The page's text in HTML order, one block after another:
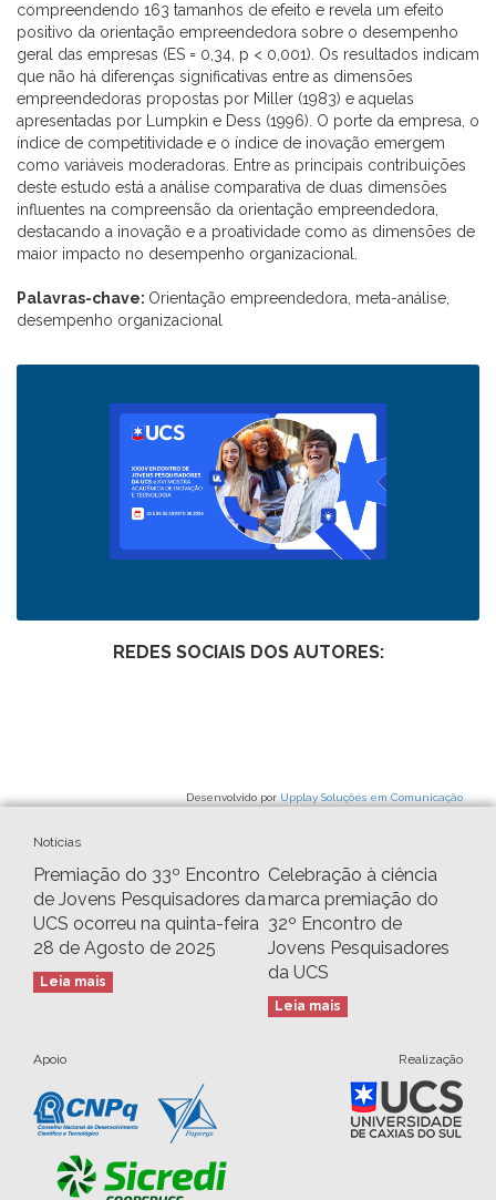
compreendendo 163 tamanhos de efeito e revela um efeito
positivo da orientação empreendedora sobre o desempenho
geral das empresas (ES = 0,34, p < 0,001). Os resultados indicam
que não há diferenças significativas entre as dimensões
empreendedoras propostas por Miller (1983) e aquelas
apresentadas por Lumpkin e Dess (1996). O porte da empresa, o
índice de competitividade e o índice de inovação emergem
como variáveis moderadoras. Entre as principais contribuições
deste estudo está a análise comparativa de duas dimensões
influentes na compreensão da orientação empreendedora,
destacando a inovação e a proatividade como as dimensões de
maior impacto no desempenho organizacional.
Palavras-chave: Orientação empreendedora, meta-análise,
desempenho organizacional
REDES SOCIAIS DOS AUTORES:
Desenvolvido por Upplay Soluções em Comunicação
Notícias
Premiação do 33º Encontro
de Jovens Pesquisadores da
UCS ocorreu na quinta-feira
28 de Agosto de 2025
Leia mais
Celebração à ciência
marca premiação do
32º Encontro de
Jovens Pesquisadores
da UCS
Leia mais
Apoio Realização